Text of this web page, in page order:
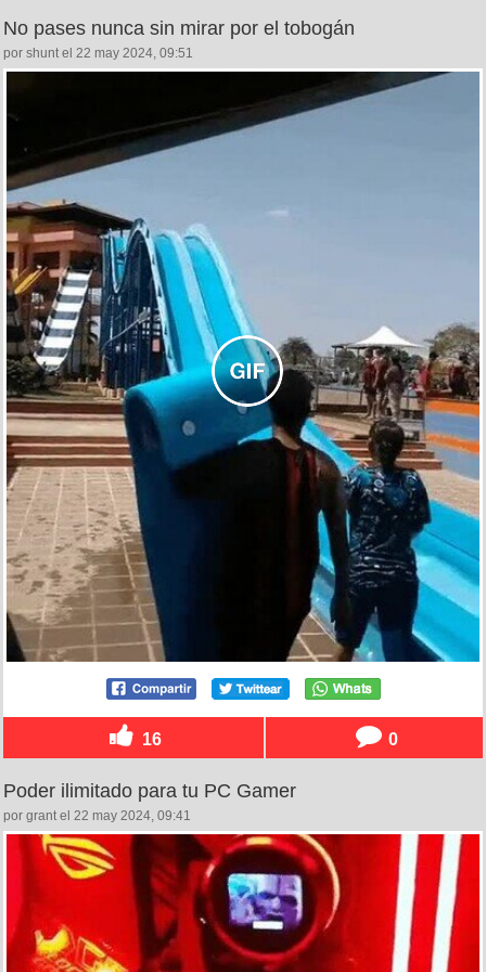
No pases nunca sin mirar por el tobogán
por shunt el 22 may 2024, 09:51
16 0
Poder ilimitado para tu PC Gamer
por grant el 22 may 2024, 09:41